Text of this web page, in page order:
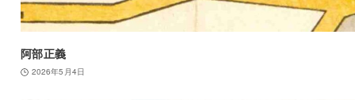
阿部正義
2026年5月4日